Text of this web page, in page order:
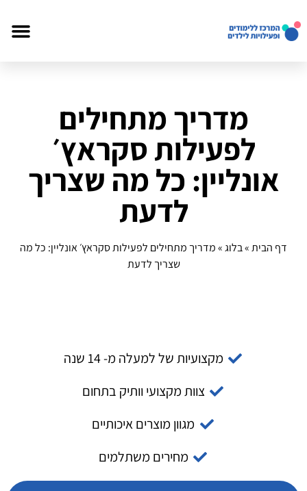
מדריך מתחילים
לפעילות סקראץ׳
אונליין: כל מה שצריך
לדעת
דף הבית»בלוג»מדריך מתחילים לפעילות סקראץ׳ אונליין: כל מה
שצריך לדעת
מקצועיות של למעלה מ- 14 שנה
צוות מקצועי וותיק בתחום
מגוון מוצרים איכותיים
מחירים משתלמים